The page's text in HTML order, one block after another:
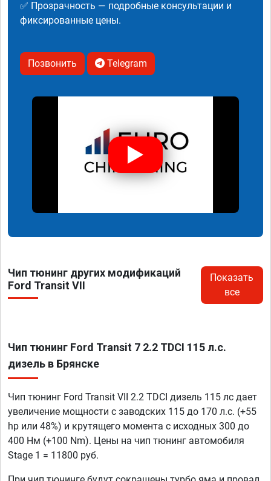
✅ Прозрачность — подробные консультации и
фиксированные цены.
Позвонить Telegram
Чип тюнинг других модификаций
Ford Transit VII
Показать
все
Чип тюнинг Ford Transit 7 2.2 TDCI 115 л.с.
дизель в Брянске
Чип тюнинг Ford Transit VII 2.2 TDCI дизель 115 лс дает
увеличение мощности с заводских 115 до 170 л.с. (+55
hp или 48%) и крутящего момента с исходных 300 до
400 Нм (+100 Nm). Цены на чип тюнинг автомобиля
Stage 1 = 11800 руб.